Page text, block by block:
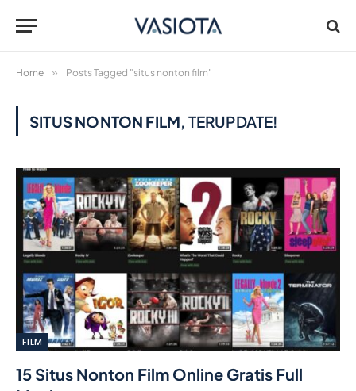
Home » Posts Tagged "situs nonton film"
SITUS NONTON FILM, TERUPDATE!
FILM
15 Situs Nonton Film Online Gratis Full